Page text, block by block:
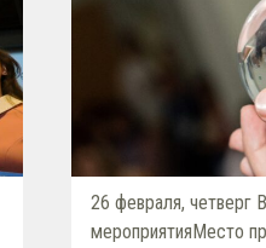
26 февраля, четверг
мероприятияМесто